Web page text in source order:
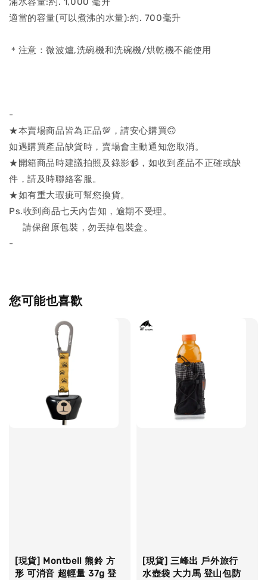
適當的容量(可以煮沸的水量):約. 700毫升
＊注意：微波爐,洗碗機和洗碗機/烘乾機不能使用
-
★本賣場商品皆為正品💯，請安心購買🙃
如遇購買產品缺貨時，賣場會主動通知您取消。
★開箱商品時建議拍照及錄影📹，如收到產品不正確或缺
件，請及時聯絡客服。
★如有重大瑕疵可幫您換貨。
Ps.收到商品七天內告知，逾期不受理。
請保留原包裝，勿丟掉包裝盒。
-
您可能也喜歡
[現貨] Montbell 熊鈴 方
形 可消音 超輕量 37g 登
[現貨] 三峰出 戶外旅行
水壺袋 大力馬 登山包防